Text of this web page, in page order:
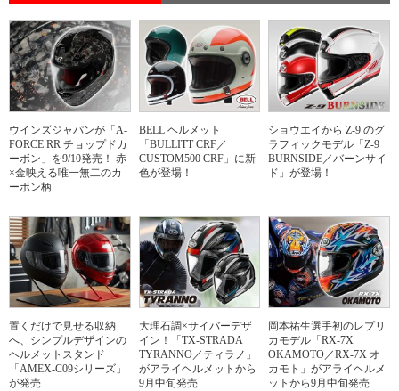
ウインズジャパンが「A-
FORCE RR チョップドカ
ーボン」を9/10発売！ 赤
×金映える唯一無二のカ
ーボン柄
BELL ヘルメット
「BULLITT CRF／
CUSTOM500 CRF」に新
色が登場！
ショウエイから Z-9 のグ
ラフィックモデル「Z-9
BURNSIDE／バーンサイ
ド」が登場！
置くだけで見せる収納
へ、シンプルデザインの
ヘルメットスタンド
「AMEX-C09シリーズ」
が発売
大理石調×サイバーデザ
イン！「TX-STRADA
TYRANNO／ティラノ」
がアライヘルメットから
9月中旬発売
岡本祐生選手初のレプリ
カモデル「RX-7X
OKAMOTO／RX-7X オ
カモト」がアライヘルメ
ットから9月中旬発売